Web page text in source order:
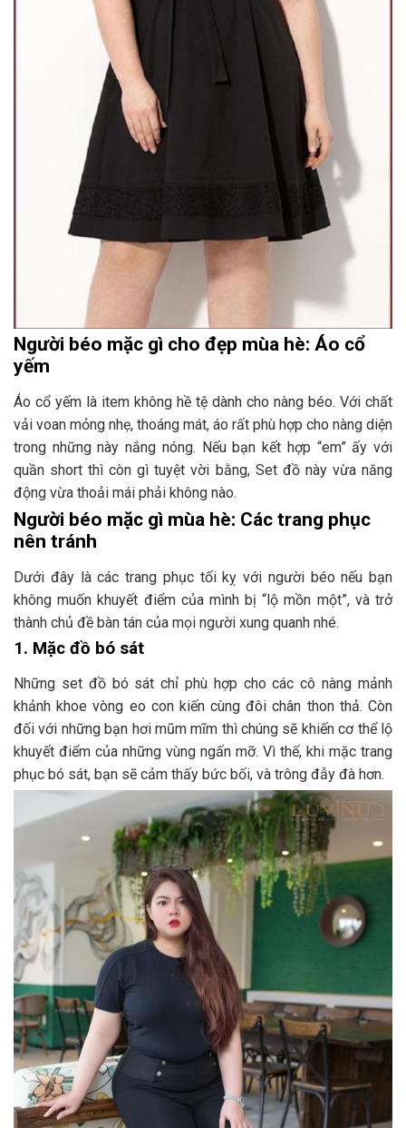
Người béo mặc gì cho đẹp mùa hè: Áo cổ
yếm
Áo cổ yếm là item không hề tệ dành cho nàng béo. Với chất
vải voan mỏng nhẹ, thoáng mát, áo rất phù hợp cho nàng diện
trong những này nắng nóng. Nếu bạn kết hợp “em” ấy với
quần short thì còn gì tuyệt vời bằng, Set đồ này vừa năng
động vừa thoải mái phải không nào.
Người béo mặc gì mùa hè: Các trang phục
nên tránh
Dưới đây là các trang phục tối kỵ với người béo nếu bạn
không muốn khuyết điểm của mình bị “lộ mồn một”, và trở
thành chủ đề bàn tán của mọi người xung quanh nhé.
1. Mặc đồ bó sát
Những set đồ bó sát chỉ phù hợp cho các cô nàng mảnh
khảnh khoe vòng eo con kiến cùng đôi chân thon thả. Còn
đối với những bạn hơi mũm mĩm thì chúng sẽ khiến cơ thể lộ
khuyết điểm của những vùng ngấn mỡ. Vì thế, khi mặc trang
phục bó sát, bạn sẽ cảm thấy bức bối, và trông đẫy đà hơn.